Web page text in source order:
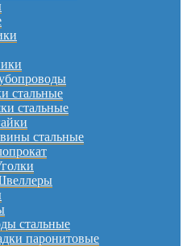
стальные
стальные
стальные
стальные
паронитовые